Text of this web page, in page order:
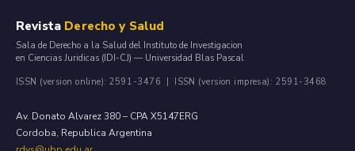
Revista Derecho y Salud
Sala de Derecho a la Salud del Instituto de Investigacion
en Ciencias Juridicas (IDI-CJ) — Universidad Blas Pascal
ISSN (version online): 2591-3476 | ISSN (version impresa): 2591-3468
Av. Donato Alvarez 380 – CPA X5147ERG
Cordoba, Republica Argentina